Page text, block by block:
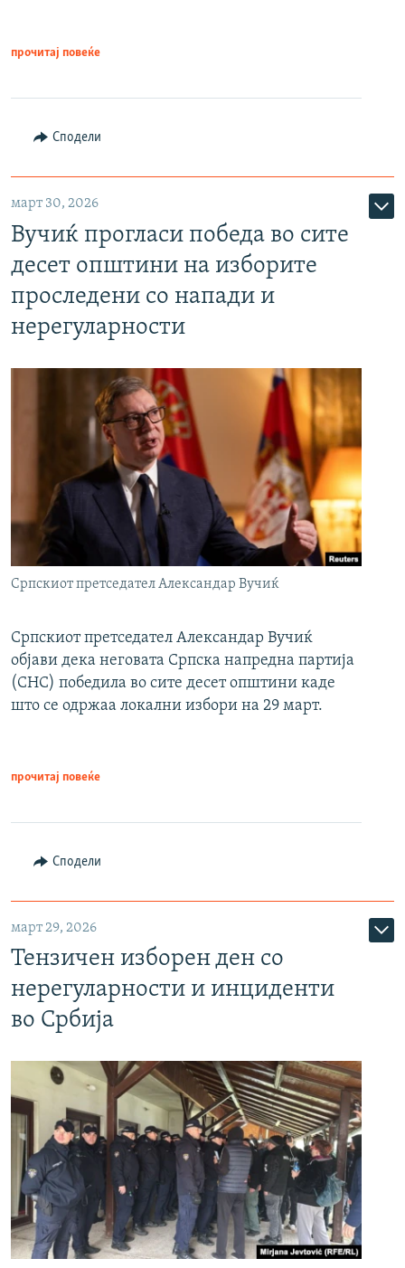
прочитај повеќе
Сподели
март 30, 2026
Вучиќ прогласи победа во сите
десет општини на изборите
проследени со напади и
нерегуларности
Српскиот претседател Александар Вучиќ
Српскиот претседател Александар Вучиќ
објави дека неговата Српска напредна партија
(СНС) победила во сите десет општини каде
што се одржаа локални избори на 29 март.
прочитај повеќе
Сподели
март 29, 2026
Тензичен изборен ден со
нерегуларности и инциденти
во Србија